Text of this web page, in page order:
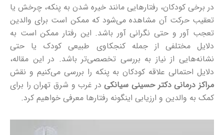
در برخی کودکان، رفتارهایی مانند خیره شدن به پنکه، چرخش یا
تعقیب حرکت آن مشاهده می‌شود که ممکن است برای والدین
تعجب‌ آور و حتی نگرانی‌ آور باشد. این رفتار ممکن است به
دلایل مختلفی از جمله کنجکاوی طبیعی کودک یا حتی
نشانه‌هایی از نیاز به بررسی تخصصی‌تر باشد. در این مقاله،
دلایل احتمالی علاقه کودکان به پنکه را بررسی می‌کنیم و نقش
مراکز درمانی دکتر حسینی سیانکیدر غرب و شرق تهران را برای
کمک به والدین و ارزیابی اینگونه رفتارها معرفی خواهیم کرد.